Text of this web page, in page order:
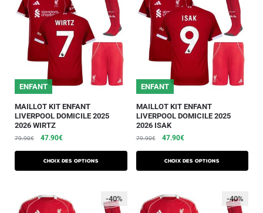
ENFANT
MAILLOT KIT ENFANT
LIVERPOOL DOMICILE 2025
2026 WIRTZ
79.90€ 47.90€
Choix des options
ENFANT
MAILLOT KIT ENFANT
LIVERPOOL DOMICILE 2025
2026 ISAK
79.90€ 47.90€
Choix des options
-40% -40%